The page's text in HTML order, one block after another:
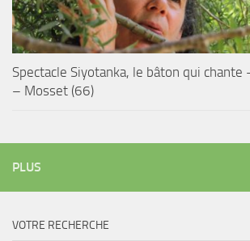
Spectacle Siyotanka, le bâton qui
– Mosset (66)
PLUS
VOTRE RECHERCHE